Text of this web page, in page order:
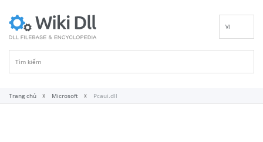
VI
Trang chủ Microsoft Pcaui.dll